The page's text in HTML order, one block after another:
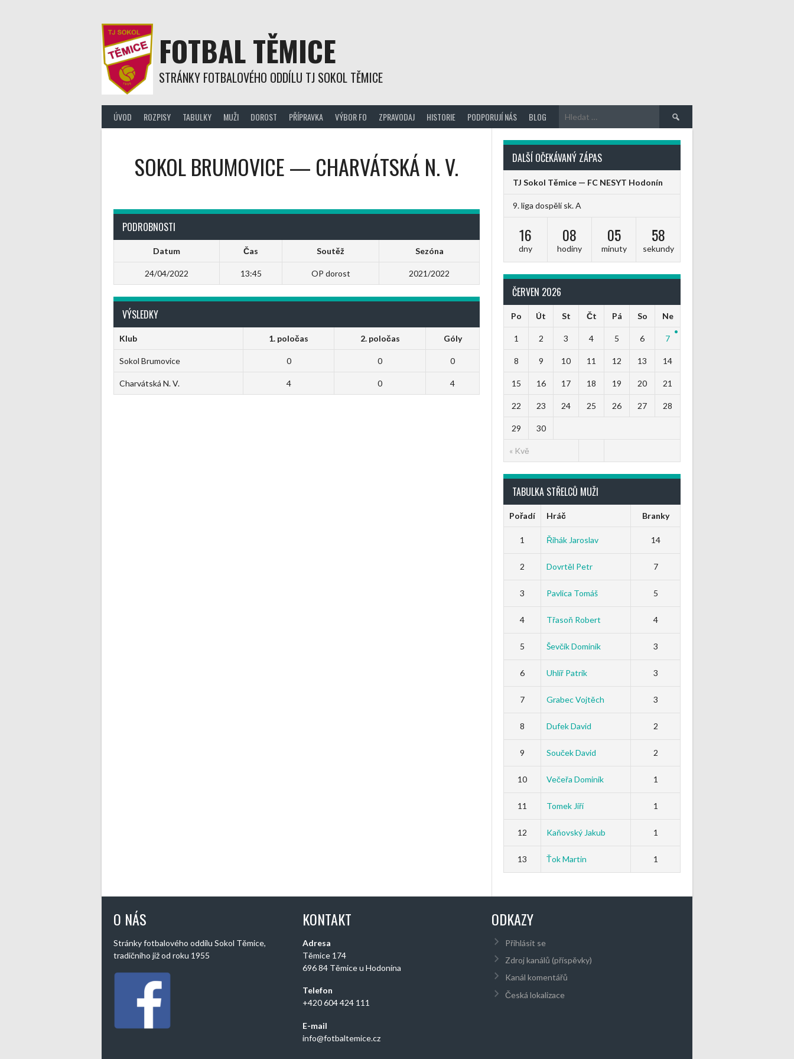
FOTBAL TĚMICE
STRÁNKY FOTBALOVÉHO ODDÍLU TJ SOKOL TĚMICE
ÚVOD ROZPISY TABULKY MUŽI DOROST PŘÍPRAVKA VÝBOR FO ZPRAVODAJ HISTORIE PODPORUJÍ NÁS BLOG Vyhledávání
SOKOL BRUMOVICE— CHARVÁTSKÁ N. V.
PODROBNOSTI
Datum Čas Soutěž Sezóna
24/04/2022 13:45 OP dorost 2021/2022
VÝSLEDKY
Klub 1. poločas 2. poločas Góly
Sokol Brumovice 0 0 0
Charvátská N. V. 4 0 4
DALŠÍ OČEKÁVANÝ ZÁPAS
TJ Sokol Těmice — FC NESYT Hodonín
9. liga dospělí sk. A
16
dny
08
hodiny
05
minuty
58
sekundy
ČERVEN 2026
Po Út St Čt Pá So Ne
« Kvě
1 2 3 4 5 6 7
8 9 10 11 12 13 14
15 16 17 18 19 20 21
22 23 24 25 26 27 28
29 30
TABULKA STŘELCŮ MUŽI
Pořadí Hráč Branky
1 Řihák Jaroslav 14
2 Dovrtěl Petr 7
3 Pavlica Tomáš 5
4 Třasoň Robert 4
5 Ševčík Dominik 3
6 Uhlíř Patrik 3
7 Grabec Vojtěch 3
8 Dufek David 2
9 Souček David 2
10 Večeřa Dominik 1
11 Tomek Jiří 1
12 Kaňovský Jakub 1
13 Ťok Martin 1
O NÁS
Stránky fotbalového oddílu Sokol Těmice,
tradičního již od roku 1955
KONTAKT
Adresa
Těmice 174
696 84 Těmice u Hodonína
Telefon
+420 604 424 111
E-mail
info@fotbaltemice.cz
ODKAZY
Přihlásit se
Zdroj kanálů (příspěvky)
Kanál komentářů
Česká lokalizace